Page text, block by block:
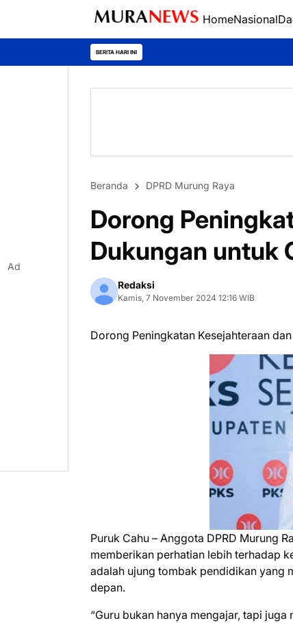
HomeNasional
BERITA HARI INI Polres
Beranda DPRD Murung Raya
Dorong
Dukungan untuk
Redaksi
Kamis, 7 November 2024 12:16 WIB
Dorong Peningkatan Kesejahteraan
Puruk Cahu – Anggota DPRD Murung
memberikan perhatian lebih terhadap
adalah ujung tombak pendidikan yang
depan.
“Guru bukan hanya mengajar, tapi
Ad